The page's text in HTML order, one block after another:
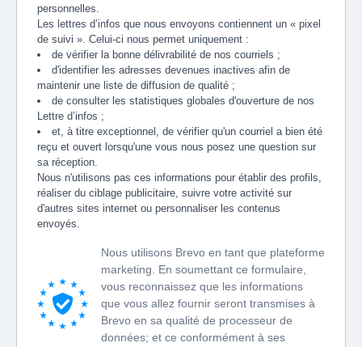
personnelles.
Les lettres d’infos que nous envoyons contiennent un « pixel
de suivi ». Celui-ci nous permet uniquement :
de vérifier la bonne délivrabilité de nos courriels ;
d'identifier les adresses devenues inactives afin de
maintenir une liste de diffusion de qualité ;
de consulter les statistiques globales d'ouverture de nos
Lettre d’infos ;
et, à titre exceptionnel, de vérifier qu'un courriel a bien été
reçu et ouvert lorsqu'une vous nous posez une question sur
sa réception.
Nous n'utilisons pas ces informations pour établir des profils,
réaliser du ciblage publicitaire, suivre votre activité sur
d'autres sites internet ou personnaliser les contenus
envoyés.
Nous utilisons Brevo en tant que plateforme
marketing. En soumettant ce formulaire,
vous reconnaissez que les informations
que vous allez fournir seront transmises à
Brevo en sa qualité de processeur de
données; et ce conformément à ses